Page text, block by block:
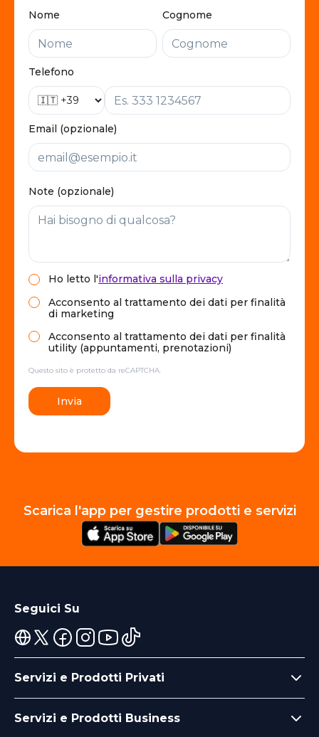
Nome Cognome
Telefono
Email (opzionale)
Note (opzionale)
Ho letto l'informativa sulla privacy
Acconsento al trattamento dei dati per finalità
di marketing
Acconsento al trattamento dei dati per finalità
utility (appuntamenti, prenotazioni)
Questo sito è protetto da reCAPTCHA.
Invia
Scarica l'app per gestire prodotti e servizi
Seguici Su
Servizi e Prodotti Privati
Servizi e Prodotti Business